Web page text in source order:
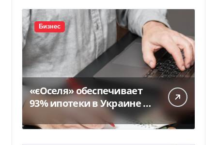
Бизнес
«єОселя» обеспечивает
93% ипотеки в Украине –
банкиры